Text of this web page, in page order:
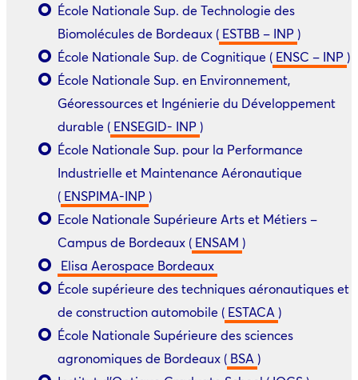
École Nationale Sup. de Technologie des
Biomolécules de Bordeaux ( ESTBB – INP)
École Nationale Sup. de Cognitique ( ENSC – INP)
École Nationale Sup. en Environnement,
Géoressources et Ingénierie du Développement
durable ( ENSEGID- INP)
École Nationale Sup. pour la Performance
Industrielle et Maintenance Aéronautique
( ENSPIMA-INP)
Ecole Nationale Supérieure Arts et Métiers –
Campus de Bordeaux ( ENSAM )
Elisa Aerospace Bordeaux
École supérieure des techniques aéronautiques et
de construction automobile ( ESTACA)
École Nationale Supérieure des sciences
agronomiques de Bordeaux ( BSA)